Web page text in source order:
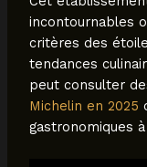
incontournables
critères des
tendances
peut consulter
Michelin en 2025
gastronomiques